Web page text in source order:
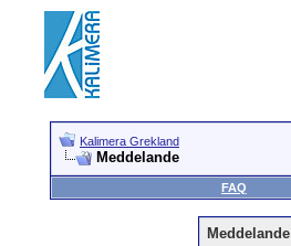
Kalimera Grekland
Meddelande
FAQ
Meddelande